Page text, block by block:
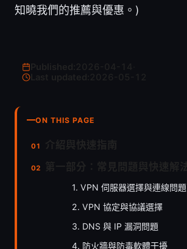
知曉我們的推薦與優惠。)
Last updated:
ON THIS PAGE
1. VPN 伺服器選擇與連線問題
2. VPN 協定與協議選擇
3. DNS 與 IP 漏洞問題
4. 防火牆與防毒軟體干擾